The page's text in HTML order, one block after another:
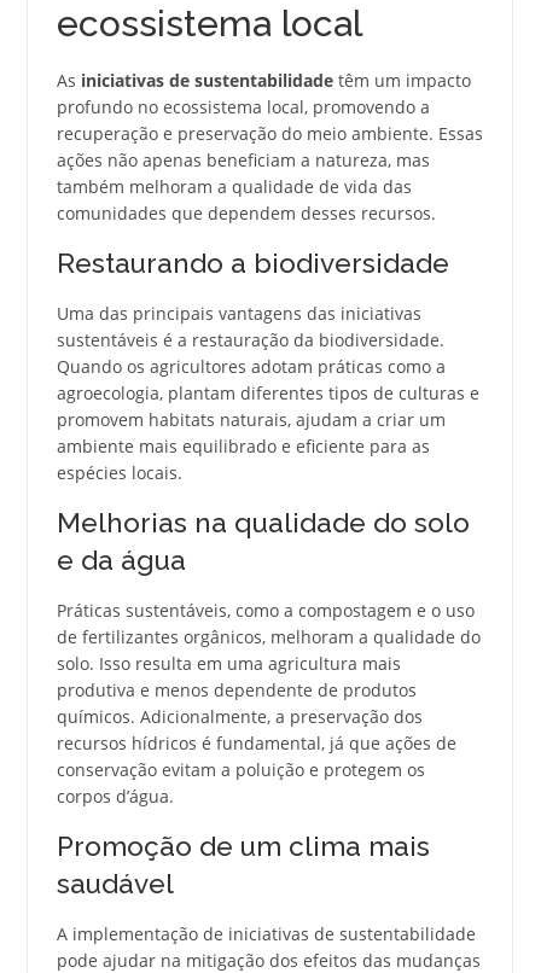
ecossistema local
As iniciativas de sustentabilidadetêm um impacto
profundo no ecossistema local, promovendo a
recuperação e preservação do meio ambiente. Essas
ações não apenas beneficiam a natureza, mas
também melhoram a qualidade de vida das
comunidades que dependem desses recursos.
Restaurando a biodiversidade
Uma das principais vantagens das iniciativas
sustentáveis é a restauração da biodiversidade.
Quando os agricultores adotam práticas como a
agroecologia, plantam diferentes tipos de culturas e
promovem habitats naturais, ajudam a criar um
ambiente mais equilibrado e eficiente para as
espécies locais.
Melhorias na qualidade do solo
e da água
Práticas sustentáveis, como a compostagem e o uso
de fertilizantes orgânicos, melhoram a qualidade do
solo. Isso resulta em uma agricultura mais
produtiva e menos dependente de produtos
químicos. Adicionalmente, a preservação dos
recursos hídricos é fundamental, já que ações de
conservação evitam a poluição e protegem os
corpos d’água.
Promoção de um clima mais
saudável
A implementação de iniciativas de sustentabilidade
pode ajudar na mitigação dos efeitos das mudanças